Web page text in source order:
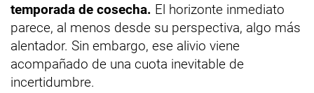
temporada de cosecha. El horizonte inmediato
parece, al menos desde su perspectiva, algo más
alentador. Sin embargo, ese alivio viene
acompañado de una cuota inevitable de
incertidumbre.